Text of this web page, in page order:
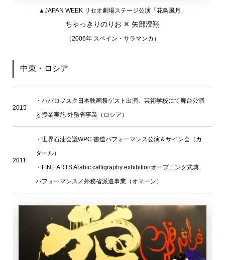
▲JAPAN WEEK リセオ劇場ステージ公演「花鳥風月」
ちゃっきりのりお ✕ 矢部澄翔
（2006年 スペイン・サラマンカ）
中東・ロシア
2015
・ ハバロフスク日本映画祭ゲスト出演、芸術学校にて舞台公演
と授業実施 外務省事業（ロシア）
2011
・ 世界石油会議WPC 書道パフォーマンス公演＆サイン会（カ
タール）
・FINE ARTS Arabic calligraphy exhibitionオープニング式典
パフォーマンス／外務省派遣事業（オマーン）